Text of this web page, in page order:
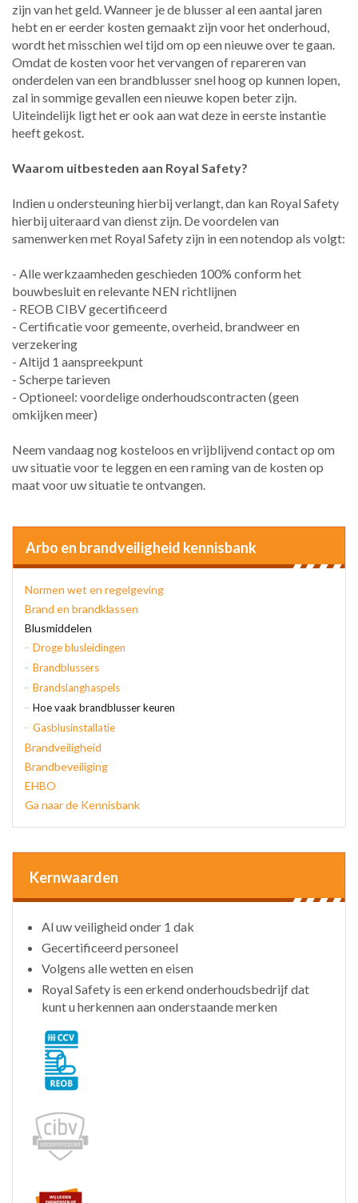
zijn van het geld. Wanneer je de blusser al een aantal jaren
hebt en er eerder kosten gemaakt zijn voor het onderhoud,
wordt het misschien wel tijd om op een nieuwe over te gaan.
Omdat de kosten voor het vervangen of repareren van
onderdelen van een brandblusser snel hoog op kunnen lopen,
zal in sommige gevallen een nieuwe kopen beter zijn.
Uiteindelijk ligt het er ook aan wat deze in eerste instantie
heeft gekost.
Waarom uitbesteden aan Royal Safety?
Indien u ondersteuning hierbij verlangt, dan kan Royal Safety
hierbij uiteraard van dienst zijn. De voordelen van
samenwerken met Royal Safety zijn in een notendop als volgt:
- Alle werkzaamheden geschieden 100% conform het
bouwbesluit en relevante NEN richtlijnen
- REOB CIBV gecertificeerd
- Certificatie voor gemeente, overheid, brandweer en
verzekering
- Altijd 1 aanspreekpunt
- Scherpe tarieven
- Optioneel: voordelige onderhoudscontracten (geen
omkijken meer)
Neem vandaag nog kosteloos en vrijblijvend contact op om
uw situatie voor te leggen en een raming van de kosten op
maat voor uw situatie te ontvangen.
Arbo en brandveiligheid kennisbank
Normen wet en regelgeving
Brand en brandklassen
Blusmiddelen
Droge blusleidingen
Brandblussers
Brandslanghaspels
Hoe vaak brandblusser keuren
Gasblusinstallatie
Brandveiligheid
Brandbeveiliging
EHBO
Ga naar de Kennisbank
Kernwaarden
Al uw veiligheid onder 1 dak
Gecertificeerd personeel
Volgens alle wetten en eisen
Royal Safety is een erkend onderhoudsbedrijf dat
kunt u herkennen aan onderstaande merken